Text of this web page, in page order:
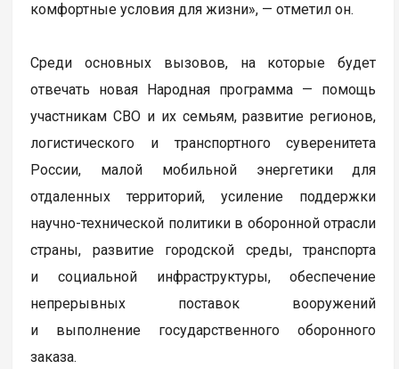
комфортные условия для жизни», — отметил он.
Среди основных вызовов, на которые будет
отвечать новая Народная программа — помощь
участникам СВО и их семьям, развитие регионов,
логистического и транспортного суверенитета
России, малой мобильной энергетики для
отдаленных территорий, усиление поддержки
научно-технической политики в оборонной отрасли
страны, развитие городской среды, транспорта
и социальной инфраструктуры, обеспечение
непрерывных поставок вооружений
и выполнение государственного оборонного
заказа.